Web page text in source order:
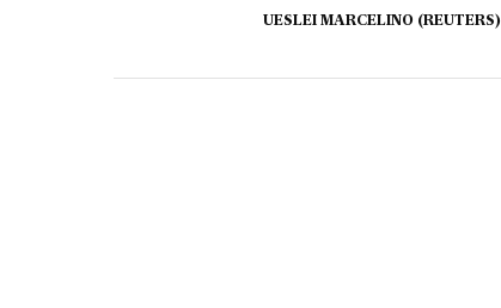
UESLEI MARCELINO (REUTERS)